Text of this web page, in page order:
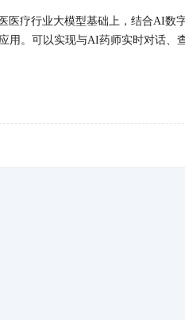
医疗行业大模型基础上，结合AI数
用。可以实现与AI药师实时对话、